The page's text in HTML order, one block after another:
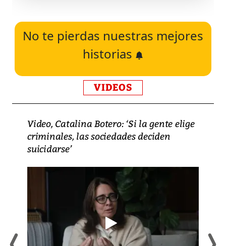
No te pierdas nuestras mejores
historias
VIDEOS
Video, Catalina Botero: ‘Si la gente elige
criminales, las sociedades deciden
suicidarse’